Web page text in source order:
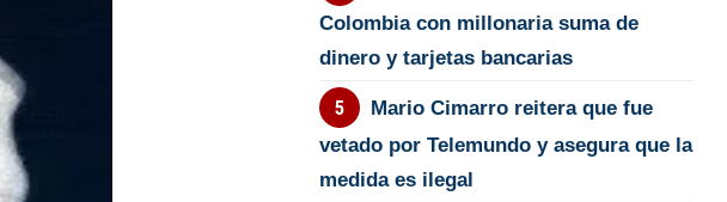
Colombia con millonaria suma de
dinero y tarjetas bancarias
Mario Cimarro reitera que fue
vetado por Telemundo y asegura que la
medida es ilegal